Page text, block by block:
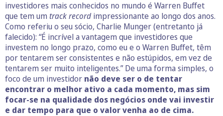
investidores mais conhecidos no mundo é Warren Buffet
que tem um track record impressionante ao longo dos anos.
Como referiu o seu sócio, Charlie Munger (entretanto já
falecido): “É incrível a vantagem que investidores que
investem no longo prazo, como eu e o Warren Buffet, têm
por tentarem ser consistentes e não estúpidos, em vez de
tentarem ser muito inteligentes.” De uma forma simples, o
foco de um investidor não deve ser o de tentar
encontrar o melhor ativo a cada momento, mas sim
focar-se na qualidade dos negócios onde vai investir
e dar tempo para que o valor venha ao de cima.